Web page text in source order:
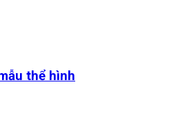
thể hình